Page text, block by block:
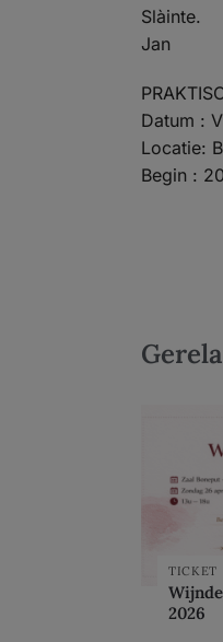
Slàinte.
Jan
Datum :
Locatie:
Begin :
TICKET
2026